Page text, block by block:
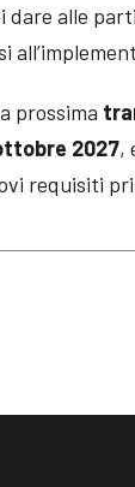
dare alle
prossima
2027,
requisiti